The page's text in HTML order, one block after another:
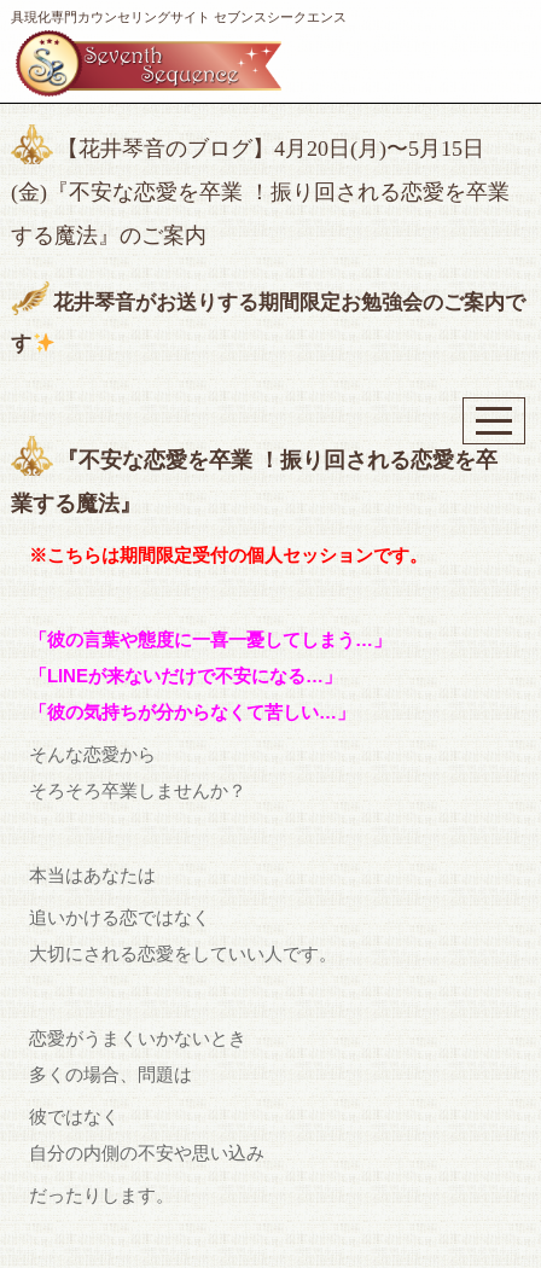
具現化専門カウンセリングサイト セブンスシークエンス
【花井琴音のブログ】4月20日(月)〜5月15日
(金)『不安な恋愛を卒業 ！振り回される恋愛を卒業
する魔法』のご案内
花井琴音がお送りする期間限定お勉強会のご案内で
す
『不安な恋愛を卒業 ！振り回される恋愛を卒
業する魔法』
※こちらは期間限定受付の個人セッションです。
「彼の言葉や態度に一喜一憂してしまう…」
「LINEが来ないだけで不安になる…」
「彼の気持ちが分からなくて苦しい…」
そんな恋愛から
そろそろ卒業しませんか？
本当はあなたは
追いかける恋ではなく
大切にされる恋愛をしていい人です。
恋愛がうまくいかないとき
多くの場合、問題は
彼ではなく
自分の内側の不安や思い込み
だったりします。